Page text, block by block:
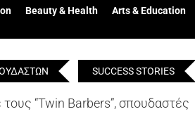
Beauty & Health Arts & Education
SUCCESS STORIES
“Twin Barbers”, σπουδαστές